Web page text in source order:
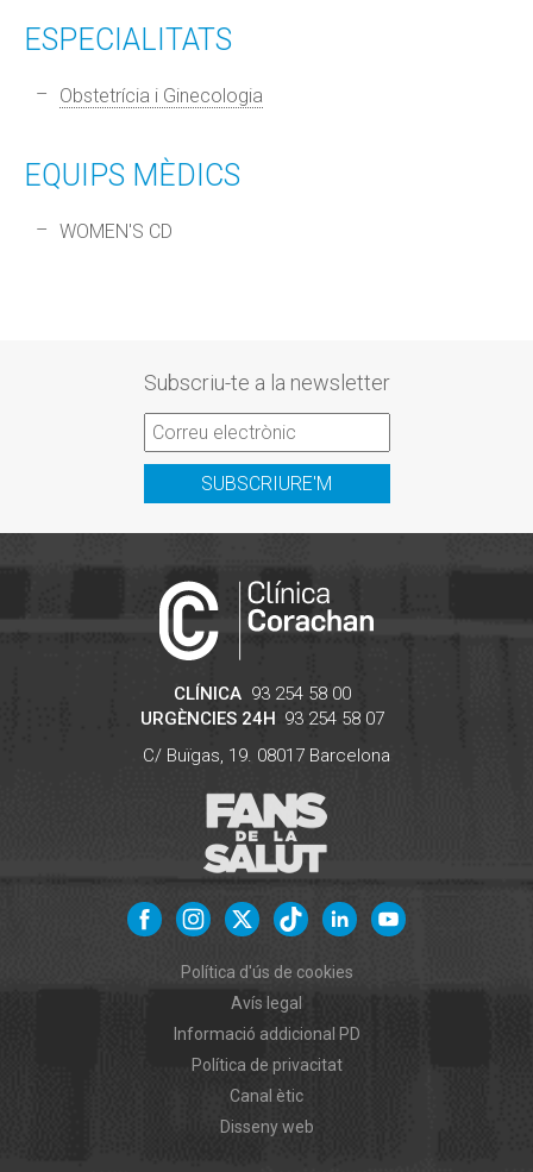
ESPECIALITATS
Obstetrícia i Ginecologia
EQUIPS MÈDICS
WOMEN'S CD
Subscriu-te a la newsletter
SUBSCRIURE'M
CLÍNICA 93 254 58 00
URGÈNCIES 24H 93 254 58 07
C/ Buïgas, 19. 08017 Barcelona
Política d'ús de cookies
Avís legal
Informació addicional PD
Política de privacitat
Canal ètic
Disseny web